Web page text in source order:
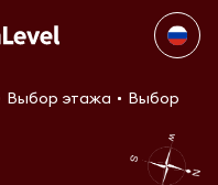
Выбор этажа
Выбор